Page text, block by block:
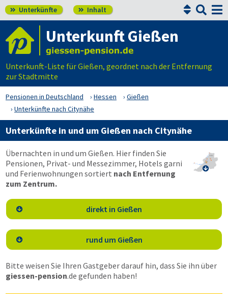
 Unterkünfte  Inhalt 

Unterkunft Gießen
Unterkunft-Liste für Gießen, geordnet nach der Entfernung
zur Stadtmitte
Pensionen in Deutschland Hessen
Gießen
Unterkünfte nach Citynähe
Unterkünfte in und um Gießen nach Citynähe

Übernachten in und um Gießen. Hier finden Sie
Pensionen, Privat- und Messezimmer, Hotels garni
und Ferienwohnungen sortiert nach Entfernung
zum Zentrum.
 direkt in Gießen
 rund um Gießen
Bitte weisen Sie Ihren Gastgeber darauf hin, dass Sie ihn über
giessen-pension.de gefunden haben!